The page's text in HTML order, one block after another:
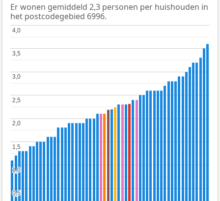
Er wonen gemiddeld 2,3 personen per huishouden in
het postcodegebied 6996.
0,5
0,5
1,0
1,0
1,5
1,5
2,0
2,0
2,5
2,5
3,0
3,0
3,5
3,5
4,0
4,0